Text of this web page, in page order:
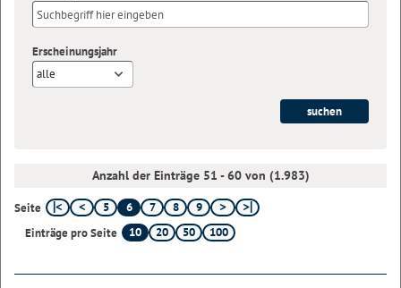
Erscheinungsjahr
alle
Anzahl der Einträge 51 - 60 von (1.983)
Seite 5 6 7 8
9
Einträge pro Seite
10 20 50 100